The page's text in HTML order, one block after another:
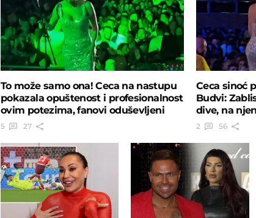
To može samo ona! Ceca na nastupu
pokazala opuštenost i profesionalnost
ovim potezima, fanovi oduševljeni
5 27
Ceca sinoć
Budvi:
dive, na
kolega
2 56